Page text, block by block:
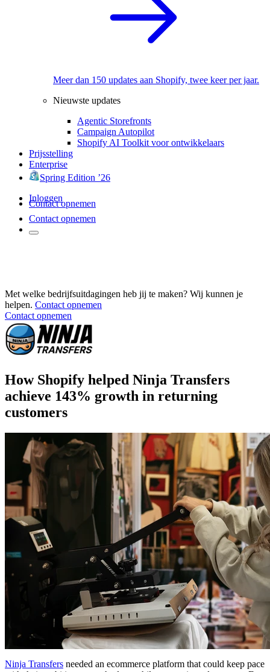
Meer dan 150 updates aan Shopify, twee keer per jaar.
Nieuwste updates
Agentic Storefronts
Campaign Autopilot
Shopify AI Toolkit voor ontwikkelaars
Prijsstelling
Enterprise
Spring Edition ’26
Inloggen
Contact opnemen
Contact opnemen
Met welke bedrijfsuitdagingen heb jij te maken? Wij kunnen je
helpen. Contact opnemen
Contact opnemen
How Shopify helped Ninja Transfers
achieve 143% growth in returning
customers
Ninja Transfers needed an ecommerce platform that could keep pace